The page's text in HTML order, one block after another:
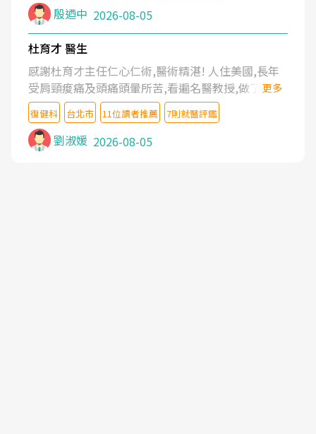
殷迺中 2026-08-05
杜育才 醫生
感謝杜育才主任仁心仁術,醫術精湛! 人住美國,長年
受肩頸痠痛及頭痛頭暈所苦,看遍名醫教授,做了各種
檢查,也嘗試過西醫打針,中醫針灸及物理徒手治療都
沒有用,後來連吃到嗎啡類止痛藥都效果有限,只是壓
症狀,沒多久就痛起來,多年失眠嚴重影響生活品質.
台灣親友介紹忠孝醫院杜育才主任是頸頭症候群專
更多
復健科 台北市 11位讀者推薦 7則就醫評鑑
劉淑媛 2026-08-05